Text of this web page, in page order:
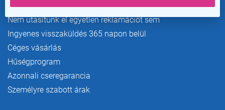
Extra garancia akár 20 évig
Nem utasítunk el egyetlen reklamációt sem
Ingyenes visszaküldés 365 napon belül
Céges vásárlás
Hűségprogram
Azonnali cseregarancia
Személyre szabott árak